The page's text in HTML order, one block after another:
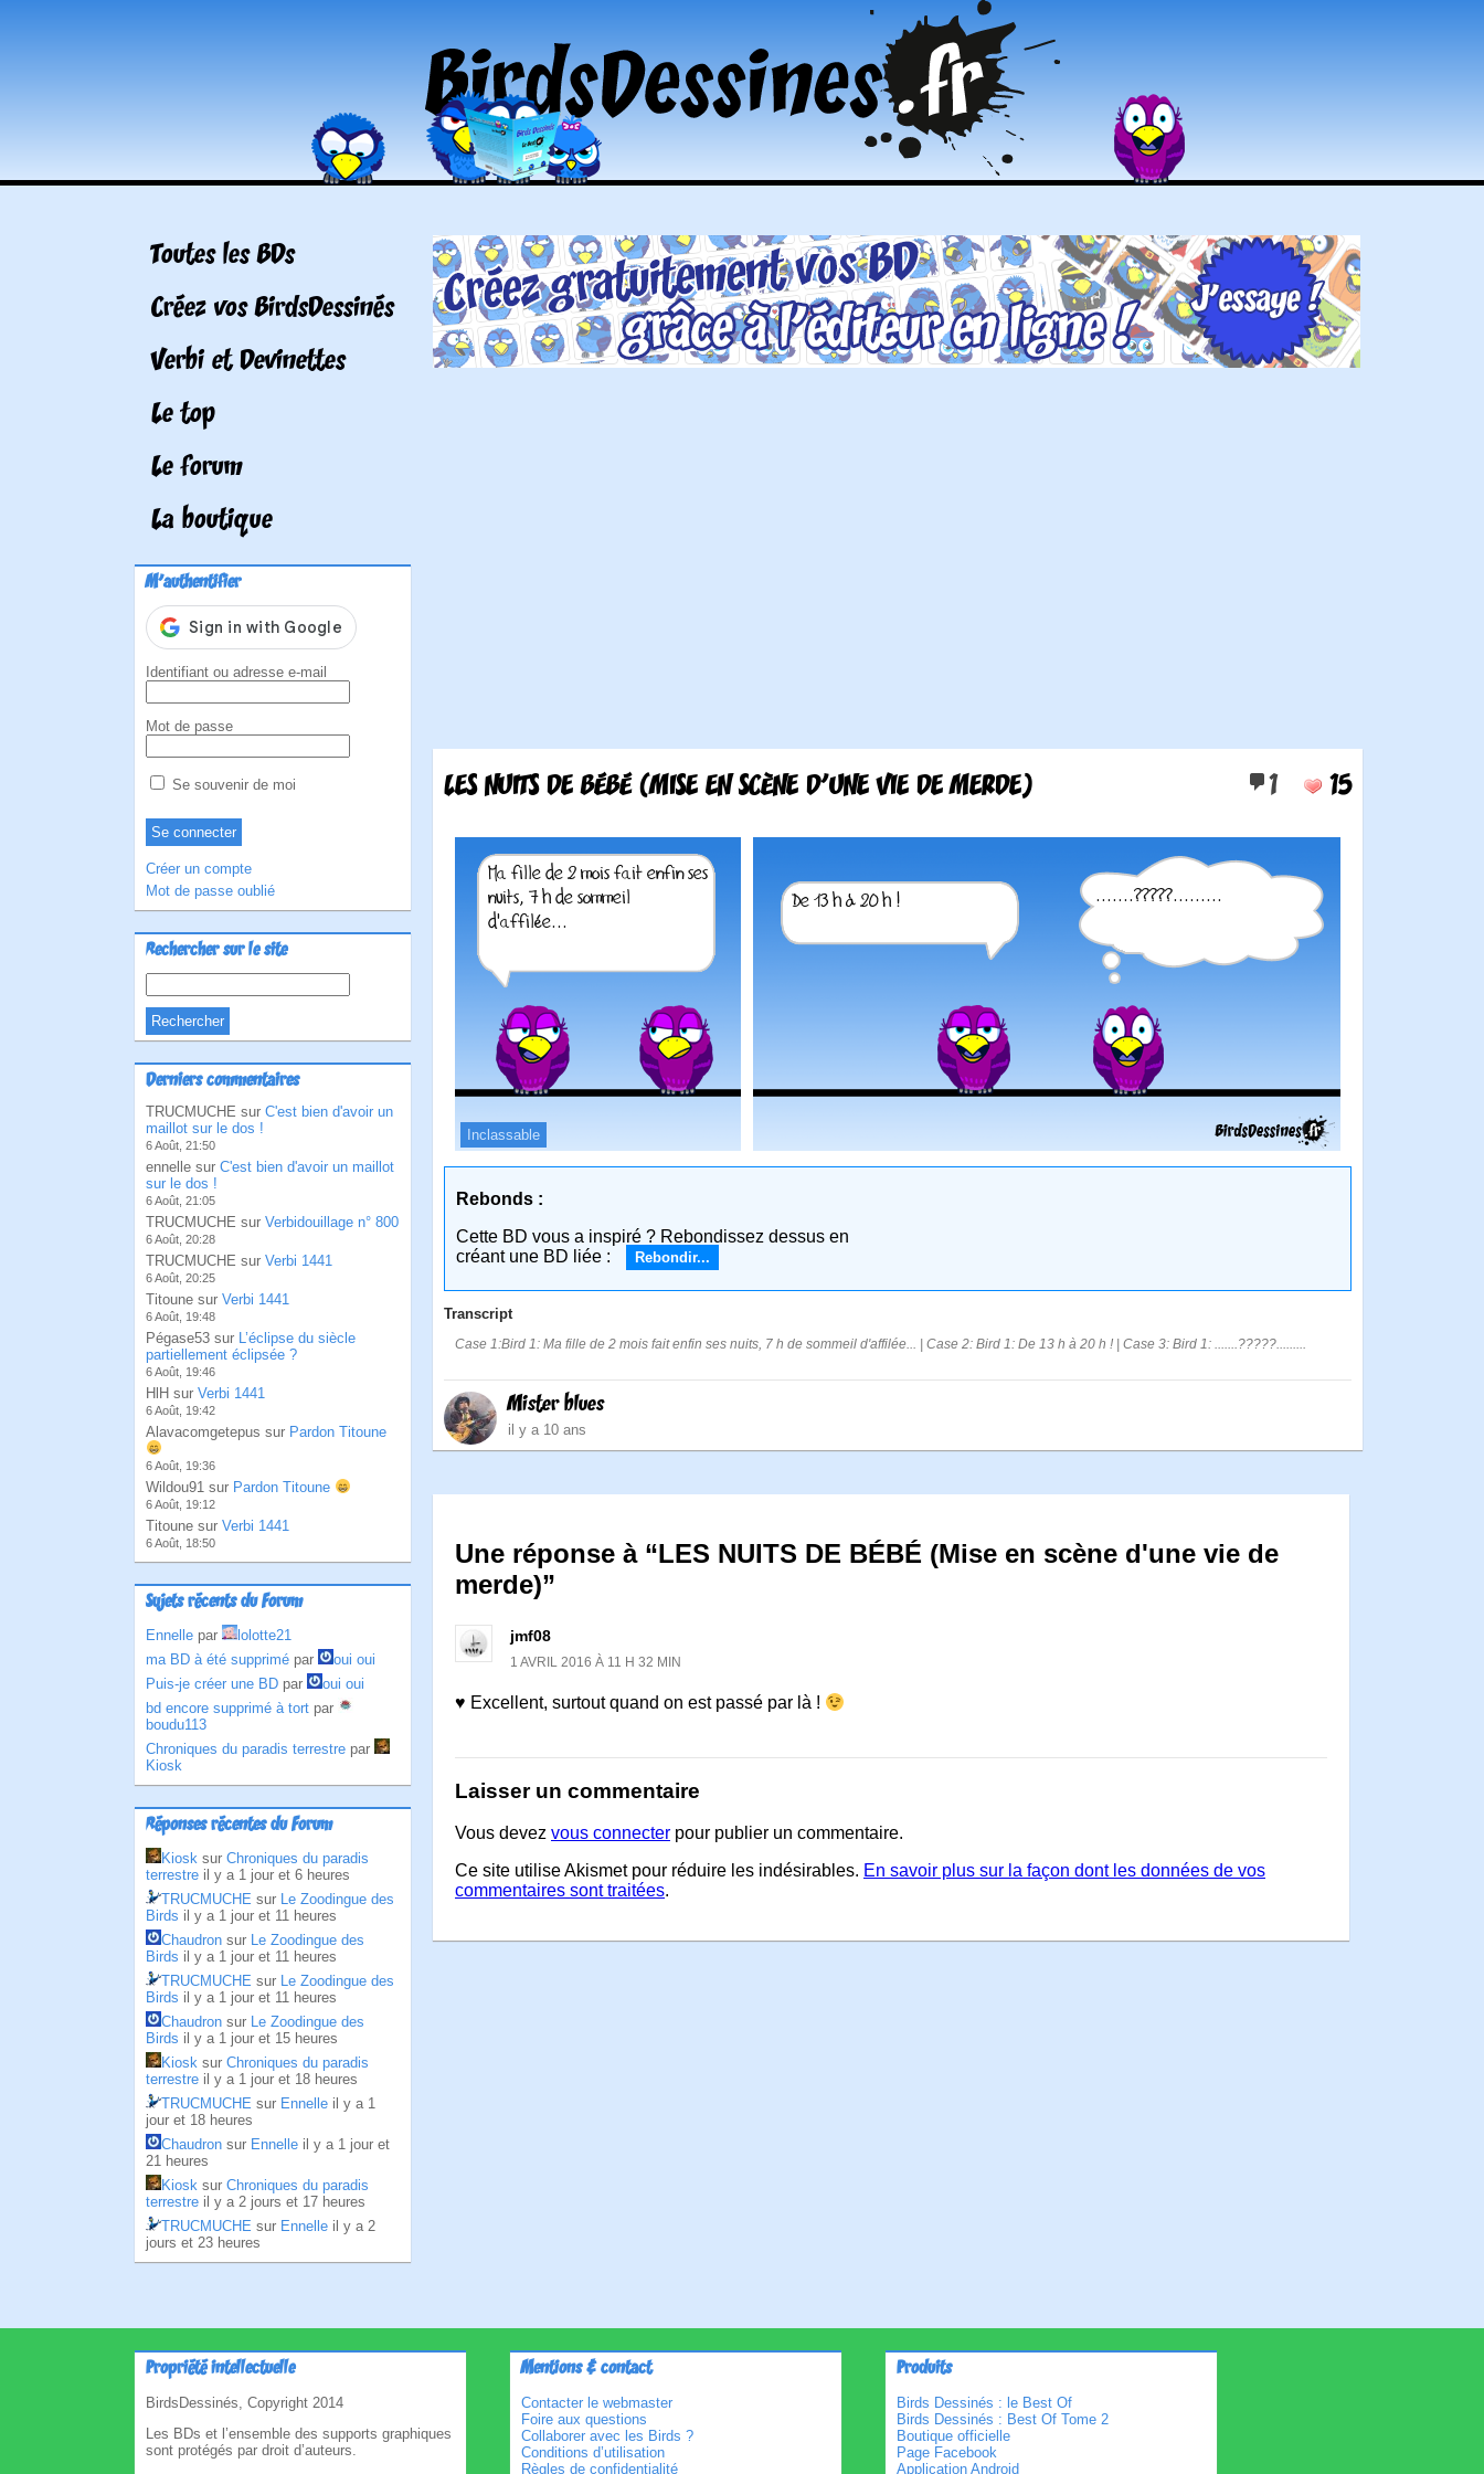
Toutes les BDs
Créez vos BirdsDessinés
Verbi et Devinettes
Le top
Le forum
La boutique
M'authentifier
Identifiant ou adresse e-mail
Mot de passe
Se souvenir de moi
Créer un compte
Mot de passe oublié
Rechercher sur le site
Derniers commentaires
TRUCMUCHE sur C'est bien d'avoir un
maillot sur le dos !
6 Août, 21:50
ennelle sur C'est bien d'avoir un maillot
sur le dos !
6 Août, 21:05
TRUCMUCHE sur Verbidouillage n° 800
6 Août, 20:28
TRUCMUCHE sur Verbi 1441
6 Août, 20:25
Titoune sur Verbi 1441
6 Août, 19:48
Pégase53 sur L’éclipse du siècle
partiellement éclipsée ?
6 Août, 19:46
HlH sur Verbi 1441
6 Août, 19:42
Alavacomgetepus sur Pardon Titoune
6 Août, 19:36
Wildou91 sur Pardon Titoune
6 Août, 19:12
Titoune sur Verbi 1441
6 Août, 18:50
Sujets récents du Forum
Ennelle par
lolotte21
ma BD à été supprimé par
oui oui
Puis-je créer une BD par
oui oui
bd encore supprimé à tort par
boudu113
Chroniques du paradis terrestre par
Kiosk
Réponses récentes du Forum
Kiosk sur Chroniques du paradis
terrestre il y a 1 jour et 6 heures
TRUCMUCHE sur Le Zoodingue des
Birds il y a 1 jour et 11 heures
Chaudron sur Le Zoodingue des
Birds il y a 1 jour et 11 heures
TRUCMUCHE sur Le Zoodingue des
Birds il y a 1 jour et 11 heures
Chaudron sur Le Zoodingue des
Birds il y a 1 jour et 15 heures
Kiosk sur Chroniques du paradis
terrestre il y a 1 jour et 18 heures
TRUCMUCHE sur Ennelle il y a 1
jour et 18 heures
Chaudron sur Ennelle il y a 1 jour et
21 heures
Kiosk sur Chroniques du paradis
terrestre il y a 2 jours et 17 heures
TRUCMUCHE sur Ennelle il y a 2
jours et 23 heures
1 15
LES NUITS DE BÉBÉ (MISE EN SCÈNE D'UNE VIE DE MERDE)
Inclassable
Rebonds :
Cette BD vous a inspiré ? Rebondissez dessus en
créant une BD liée :
Rebondir...
Transcript
Case 1:Bird 1: Ma fille de 2 mois fait enfin ses nuits, 7 h de sommeil d'affilée... | Case 2: Bird 1: De 13 h à 20 h ! | Case 3: Bird 1: .......?????.........
Mister blues
il y a 10 ans
Une réponse à “LES NUITS DE BÉBÉ (Mise en scène d'une vie de
merde)”
jmf08
1 AVRIL 2016 À 11 H 32 MIN
♥ Excellent, surtout quand on est passé par là !
Laisser un commentaire
Vous devez vous connecter pour publier un commentaire.
Ce site utilise Akismet pour réduire les indésirables. En savoir plus sur la façon dont les données de vos
commentaires sont traitées.
Propriété intellectuelle
BirdsDessinés, Copyright 2014
Les BDs et l’ensemble des supports graphiques
sont protégés par droit d’auteurs.
Mentions & contact
Contacter le webmaster
Foire aux questions
Collaborer avec les Birds ?
Conditions d’utilisation
Règles de confidentialité
Produits
Birds Dessinés : le Best Of
Birds Dessinés : Best Of Tome 2
Boutique officielle
Page Facebook
Application Android